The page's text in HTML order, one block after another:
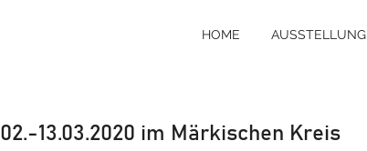
HOME AUSSTELLUNG
02.-13.03.2020 im Märkischen Kreis